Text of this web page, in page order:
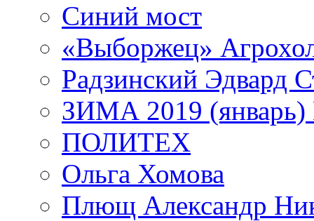
Синий мост
«Выборжец»
Радзинский Эдвард
ЗИМА 2019 (январь)
ПОЛИТЕХ
Ольга Хомова
Плющ Александр